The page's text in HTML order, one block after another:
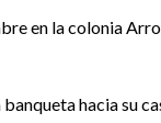
en la colonia
hacia su